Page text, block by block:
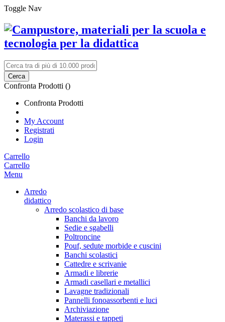
Toggle Nav
Cerca
Confronta Prodotti ()
Confronta Prodotti
My Account
Registrati
Login
Carrello
Carrello
Menu
Arredo
didattico
Arredo scolastico di base
Banchi da lavoro
Sedie e sgabelli
Poltroncine
Pouf, sedute morbide e cuscini
Banchi scolastici
Cattedre e scrivanie
Armadi e librerie
Armadi casellari e metallici
Lavagne tradizionali
Pannelli fonoassorbenti e luci
Archiviazione
Materassi e tappeti